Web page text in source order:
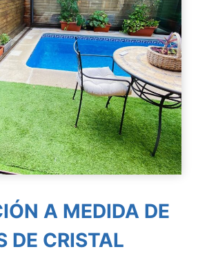
A MEDIDA DE
DE CRISTAL